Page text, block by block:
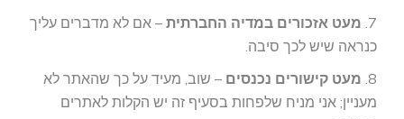
7. מעט אזכורים במדיה החברתית – אם לא מדברים עליך
כנראה שיש לכך סיבה.
8. מעט קישורים נכנסים – שוב, מעיד על כך שהאתר לא
מעניין; אני מניח שלפחות בסעיף זה יש הקלות לאתרים